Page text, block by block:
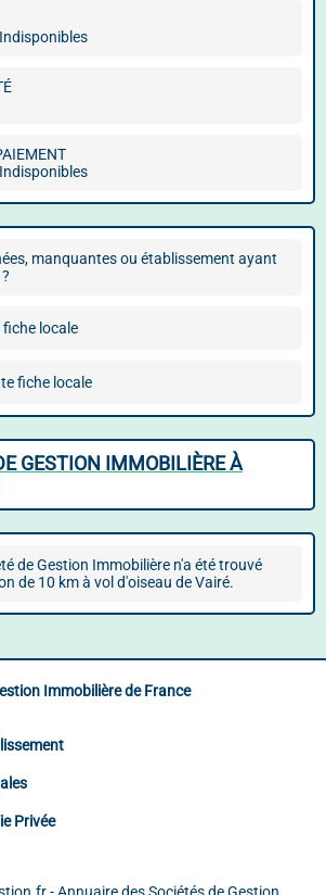
manquantes ou établissement ayant
locale
fiche locale
GESTION IMMOBILIÈRE À
de Gestion Immobilière n'a été trouvé
de 10 km à vol d'oiseau de Vairé.
Immobilière de France
Privée